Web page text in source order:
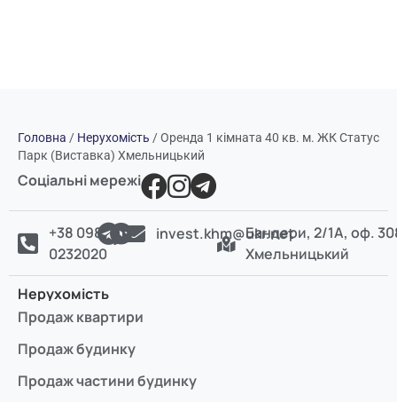
Головна / Нерухомість /Оренда 1 кімната 40 кв. м. ЖК Статус
Парк (Виставка) Хмельницький
Соціальні мережі
+38 098
0232020
invest.khm@ukr.netБандери, 2/1А, оф.
Хмельницький
Нерухомість
Продаж квартири
Продаж будинку
Продаж частини будинку